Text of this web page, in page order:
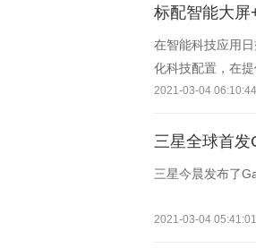
标配智能大屏
在智能科技应用
化科技配置，在
在行业前列，旗
2021-03-04 06:10:44
三星全球首发
三星今晨发布了
2021-03-04 05:41:01